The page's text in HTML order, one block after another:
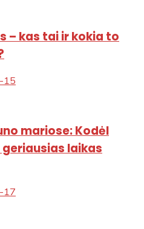
– kas tai ir kokia to
15
mariose: Kodėl
laikas
17